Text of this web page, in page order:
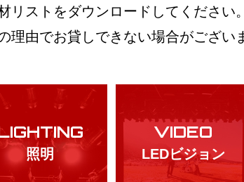
リストをダウンロードしてください。
理由でお貸しできない場合がござい
照明
VIDEO
LEDビジョン